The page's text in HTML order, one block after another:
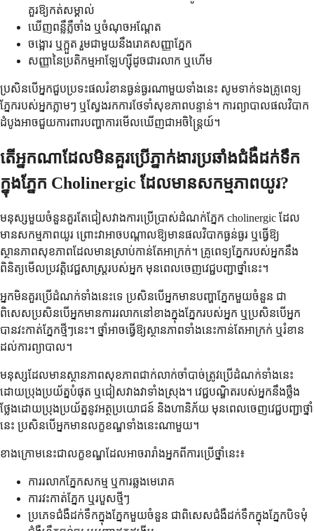
គួរឱ្យកត់សម្គាល់
ឃើញពន្លឺភ្លឺចាំង ឬចំណុចអណ្តែត
ចង្អោរ ឬក្អួត រួមជាមួយនឹងរោគសញ្ញាភ្នែក
សញ្ញានៃប្រតិកម្មអាឡែហ្ស៊ីដូចជារលាក ឬហើម
ប្រសិនបើអ្នកជួបប្រទះផលរំខានធ្ងន់ធ្ងរណាមួយទាំងនេះ សូមទាក់ទងគ្រូពេទ្យ
ភ្នែករបស់អ្នកភ្លាមៗ ឬស្វែងរកការថែទាំសុខភាពបន្ទាន់។ ការព្យាបាលផលវិបាក
ដំបូងអាចជួយការពារបញ្ហាការមើលឃើញជាអចិន្ត្រៃយ៍។
តើអ្នកណាដែលមិនគួរប្រើភ្នាក់ងារប្រឆាំងជំងឺដក់ទឹក
ក្នុងភ្នែក Cholinergic ដែលមានសកម្មភាពយូរ?
មនុស្សមួយចំនួនគួរតែជៀសវាងការប្រើប្រាស់ដំណក់ភ្នែក cholinergic ដែល
មានសកម្មភាពយូរ ព្រោះវាអាចបណ្តាលឱ្យមានផលវិបាកធ្ងន់ធ្ងរ ឬធ្វើឱ្យ
ស្ថានភាពសុខភាពដែលមានស្រាប់កាន់តែអាក្រក់។ គ្រូពេទ្យភ្នែករបស់អ្នកនឹង
ពិនិត្យមើលប្រវត្តិវេជ្ជសាស្ត្ររបស់អ្នក មុនពេលចេញវេជ្ជបញ្ជាថ្នាំនេះ។
អ្នកមិនគួរប្រើដំណក់ទាំងនេះទេ ប្រសិនបើអ្នកមានបញ្ហាភ្នែកមួយចំនួន ជា
ពិសេសប្រសិនបើអ្នកមានការរលាកនៅខាងក្នុងភ្នែករបស់អ្នក ឬប្រសិនបើអ្នក
បានវះកាត់ភ្នែកថ្មីៗនេះ។ ថ្នាំអាចធ្វើឱ្យស្ថានភាពទាំងនេះកាន់តែអាក្រក់ ឬរំខាន
ដល់ការព្យាបាល។
មនុស្សដែលមានស្ថានភាពសុខភាពជាក់លាក់ចាំបាច់ត្រូវប្រើដំណក់ទាំងនេះ
ដោយប្រុងប្រយ័ត្នបំផុត ឬជៀសវាងវាទាំងស្រុង។ វេជ្ជបណ្ឌិតរបស់អ្នកនឹងថ្លឹង
ថ្លែងដោយប្រុងប្រយ័ត្ននូវអត្ថប្រយោជន៍ និងហានិភ័យ មុនពេលចេញវេជ្ជបញ្ជាថ្នាំ
នេះ ប្រសិនបើអ្នកមានលក្ខខណ្ឌទាំងនេះណាមួយ។
ខាងក្រោមនេះជាលក្ខខណ្ឌដែលអាចរារាំងអ្នកពីការប្រើថ្នាំនេះ៖
ការរលាកភ្នែកសកម្ម ឬការឆ្លងមេរោគ
ការវះកាត់ភ្នែក ឬរបួសថ្មីៗ
ប្រភេទជំងឺដក់ទឹកក្នុងភ្នែកមួយចំនួន ជាពិសេសជំងឺដក់ទឹកក្នុងភ្នែកបិទមុំ